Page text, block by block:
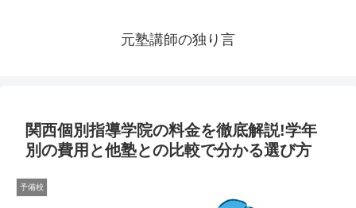
元塾講師の独り言
関西個別指導学院の料金を徹底解説!学年
別の費用と他塾との比較で分かる選び方
予備校